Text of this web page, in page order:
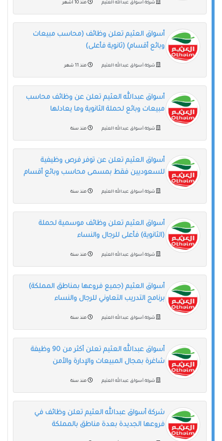
شركة أسواق عبدالله العثيم منذ 10 أشهر
أسواق العثيم تعلن وظائف (محاسب مبيعات
وبائع أقسام) (ثانوية فأعلى)
شركة أسواق عبدالله العثيم منذ 11 شهر
أسواق عبدالله العثيم تعلن عن وظائف محاسب
مبيعات وبائع لحملة الثانوية وما يعادلها
شركة أسواق عبدالله العثيم منذ سنة
أسواق العثيم تعلن عن توفر فرص وظيفية
للسعوديين فقط بمسمى محاسب وبائع أقسام
شركة أسواق عبدالله العثيم منذ سنة
أسواق العثيم تعلن وظائف موسمية لحملة
(الثانوية) فأعلى للرجال والنساء
شركة أسواق عبدالله العثيم منذ سنة
أسواق العثيم (جميع فروعها بمناطق المملكة)
برنامج التدريب التعاوني للرجال والنساء
شركة أسواق عبدالله العثيم منذ سنة
أسواق عبدالله العثيم تعلن أكثر من 90 وظيفة
شاغرة بمجال المبيعات والإدارة والأمن
شركة أسواق عبدالله العثيم منذ سنة
شركة أسواق عبدالله العثيم تعلن وظائف في
فروعها الجديدة بعدة مناطق بالمملكة